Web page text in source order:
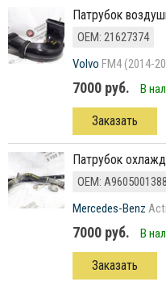
патрубок
ОЕМ: 21627374
Volvo FM4 (2014-
7000 руб. В
Заказать
Патрубок
ОЕМ: A9605001388
Mercedes-Benz
7000 руб. В
Заказать